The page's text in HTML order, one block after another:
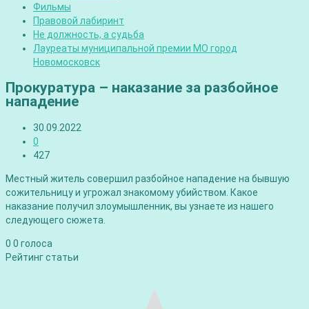
Фильмы
Правовой лабиринт
Не должность, а судьба
Лауреаты муниципальной премии МО город
Новомосковск
Прокуратура – наказание за разбойное
нападение
30.09.2022
0
427
Местный житель совершил разбойное нападение на бывшую
сожительницу и угрожал знакомому убийством. Какое
наказание получил злоумышленник, вы узнаете из нашего
следующего сюжета.
0 0 голоса
Рейтинг статьи